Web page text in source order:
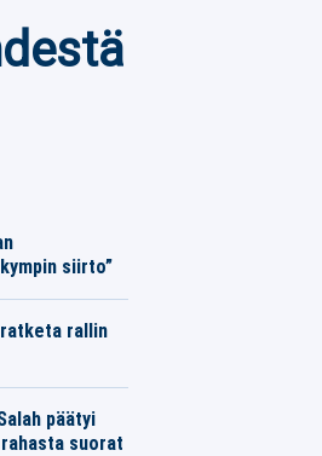
siirto”
rallin
päätyi
suorat